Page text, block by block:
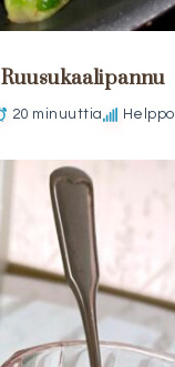
Ruusukaalipannu
20 minuuttia Helppo